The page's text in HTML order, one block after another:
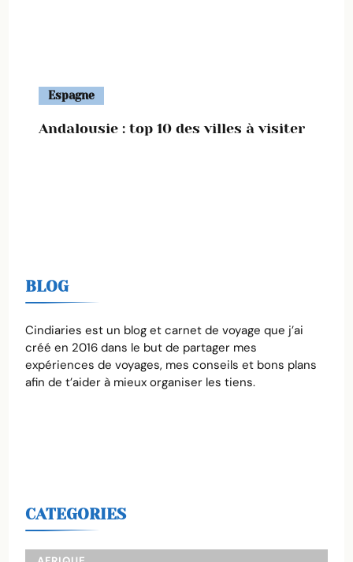
Espagne
Andalousie : top 10 des villes à visiter
BLOG
Cindiaries est un blog et carnet de voyage que j’ai
créé en 2016 dans le but de partager mes
expériences de voyages, mes conseils et bons plans
afin de t’aider à mieux organiser les tiens.
CATEGORIES